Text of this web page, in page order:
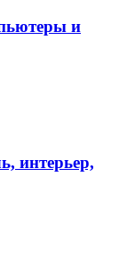
и
интерьер,